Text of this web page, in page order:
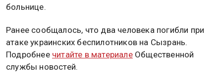
больнице.
Ранее сообщалось, что два человека погибли при
атаке украинских беспилотников на Сызрань.
Подробнее читайте в материалеОбщественной
службы новостей.